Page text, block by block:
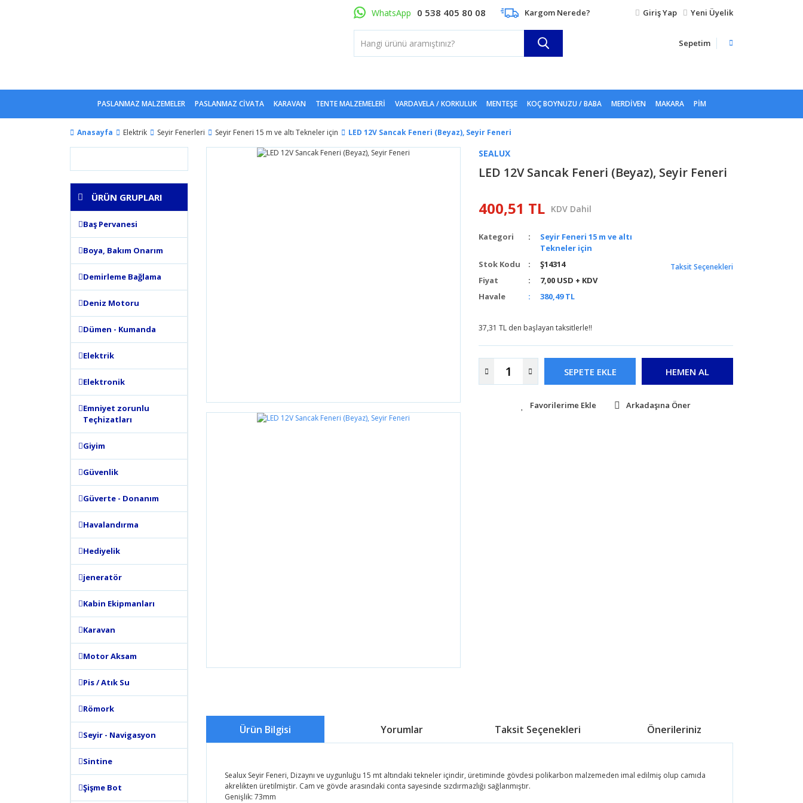
WhatsApp 0 538 405 80 08 Kargom Nerede? Giriş Yap Yeni Üyelik
Sepetim
PASLANMAZ MALZEMELER PASLANMAZ CİVATA KARAVAN TENTE MALZEMELERI VARDAVELA / KORKULUK MENTEŞE KOÇ BOYNUZU / BABA MERDIVEN MAKARA PIM
Anasayfa Elektrik Seyir Fenerleri Seyir Feneri 15 m ve altı Tekneler için LED 12V Sancak Feneri (Beyaz), Seyir Feneri
ÜRÜN GRUPLARI
Baş Pervanesi
Boya, Bakım Onarım
Demirleme Bağlama
Deniz Motoru
Dümen - Kumanda
Elektrik
Elektronik
Emniyet zorunlu
Teçhizatları
Giyim
Güvenlik
Güverte - Donanım
Havalandırma
Hediyelik
jeneratör
Kabin Ekipmanları
Karavan
Motor Aksam
Pis / Atık Su
Römork
Seyir - Navigasyon
Sintine
Şişme Bot
SEALUX
LED 12V Sancak Feneri (Beyaz), Seyir Feneri
400,51 TL KDV Dahil
Kategori
Seyir Feneri 15 m ve altı
Tekneler için
Stok Kodu
Ş14314
Fiyat
7,00 USD + KDV
Havale
380,49 TL
Taksit Seçenekleri
37,31 TL den başlayan taksitlerle!!
SEPETE EKLE HEMEN AL
Arkadaşına Öner
Ürün Bilgisi Yorumlar Taksit Seçenekleri Önerileriniz
Sealux Seyir Feneri, Dizaynı ve uygunluğu 15 mt altındaki tekneler içindir, üretiminde gövdesi polikarbon malzemeden imal edilmiş olup camıda
akrelikten üretilmiştir. Cam ve gövde arasındaki conta sayesinde sızdırmazlığı sağlanmıştır.
Genişlik: 73mm